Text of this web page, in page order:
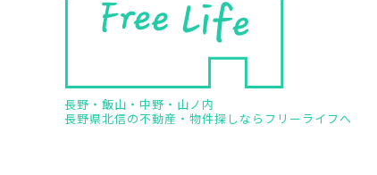
長野・飯山・中野・山ノ内
長野県北信の不動産・物件探しならフリーライフへ